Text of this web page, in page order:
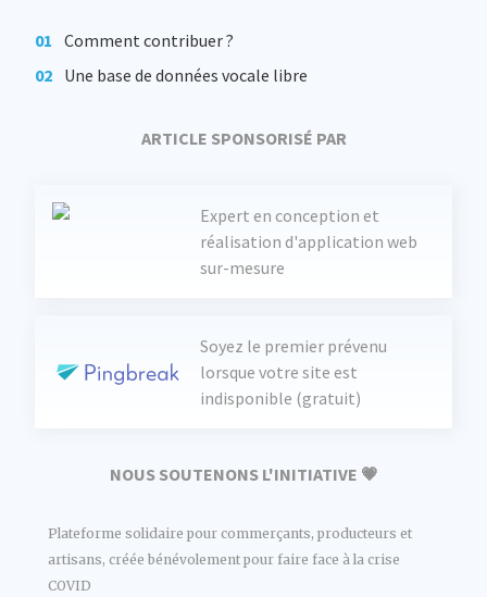
Comment contribuer ?
Une base de données vocale libre
ARTICLE SPONSORISÉ PAR
Expert en conception et
réalisation d'application web
sur-mesure
Soyez le premier prévenu
lorsque votre site est
indisponible (gratuit)
NOUS SOUTENONS L'INITIATIVE 💗
Plateforme solidaire pour commerçants, producteurs et
artisans, créée bénévolement pour faire face à la crise
COVID